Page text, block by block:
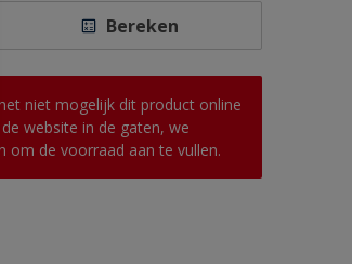
Bereken
niet mogelijk dit product online
website in de gaten, we
om de voorraad aan te vullen.